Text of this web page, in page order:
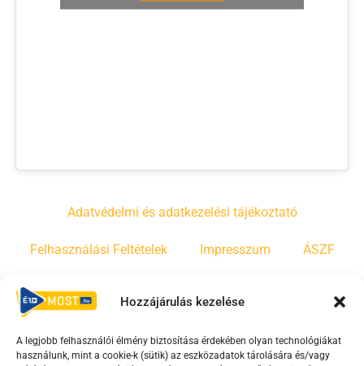
Hozzájárulás kezelése
A legjobb felhasználói élmény biztosítása érdekében olyan technológiákat
használunk, mint a cookie-k (sütik) az eszközadatok tárolására és/vagy
Adatvédelmi és adatkezelési tájékoztató
Felhasználási Feltételek Impresszum ÁSZF
F
Y
T